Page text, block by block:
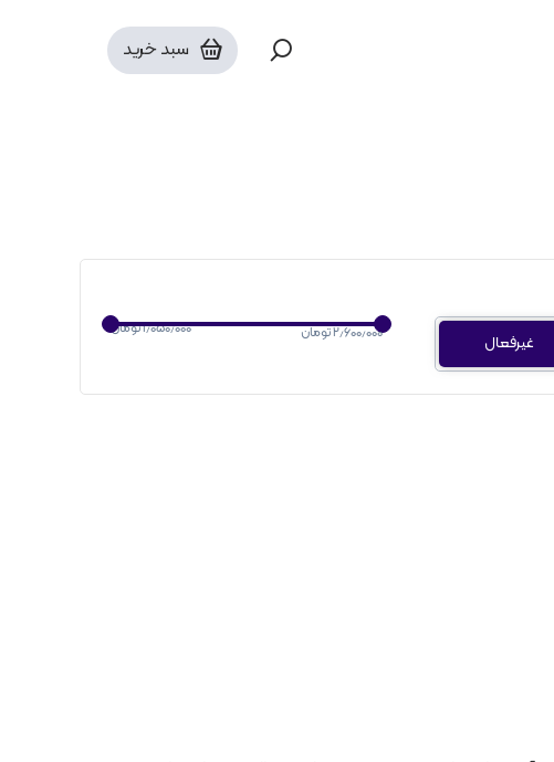
سبد خرید
غیرفعال
۱٫۰۵۰٫۰۰۰ تومان ۲٫۶۰۰٫۰۰۰ تومان